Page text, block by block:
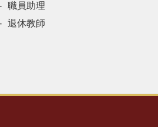
職員助理
退休教師